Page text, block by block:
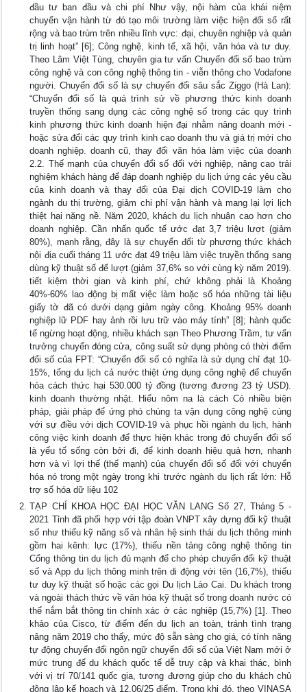
đầu tư ban đầu và chi phí Như vậy, nội hàm của khái niệm
chuyển vận hành từ đó tạo môi trường làm việc hiện đổi số rất
rộng và bao trùm trên nhiều lĩnh vực: đại, chuyên nghiệp và quản
trị linh hoạt” [6]; Công nghệ, kinh tế, xã hội, văn hóa và tư duy.
Theo Lâm Việt Tùng, chuyên gia tư vấn Chuyển đổi số bao trùm
công nghệ và con công nghệ thông tin - viễn thông cho Vodafone
người. Chuyển đổi số là sự chuyển đổi sâu sắc Ziggo (Hà Lan):
“Chuyển đổi số là quá trình sử về phương thức kinh doanh
truyền thống sang dụng các công nghệ số trong các quy trình
kinh phương thức kinh doanh hiện đại nhằm nâng doanh mới -
hoặc sửa đổi các quy trình kinh cao doanh thu và giá trị mới cho
doanh nghiệp. doanh cũ, thay đổi văn hóa làm việc của doanh
2.2. Thế mạnh của chuyển đổi số đối với nghiệp, nâng cao trải
nghiệm khách hàng để đáp doanh nghiệp du lịch ứng các yêu cầu
của kinh doanh và thay đổi của Đại dịch COVID-19 làm cho
ngành du thị trường, giảm chi phí vận hành và mang lại lợi lịch
thiệt hại nặng nề. Năm 2020, khách du lịch nhuận cao hơn cho
doanh nghiệp. Cần nhấn quốc tế ước đạt 3,7 triệu lượt (giảm
80%), mạnh rằng, đây là sự chuyển đổi từ phương thức khách
nội địa cuối tháng 11 ước đạt 49 triệu làm việc truyền thống sang
dùng kỹ thuật số để lượt (giảm 37,6% so với cùng kỳ năm 2019).
tiết kiệm thời gian và kinh phí, chứ không phải là Khoảng
40%-60% lao động bị mất việc làm hoặc số hóa những tài liệu
giấy tờ đã có dưới dạng giảm ngày công. Khoảng 95% doanh
nghiệp lữ PDF hay ảnh rồi lưu trữ vào máy tính” [8]; hành quốc
tế ngừng hoạt động, nhiều khách sạn Theo Phương Trầm, tư vấn
trưởng chuyển đóng cửa, công suất sử dụng phòng có thời điểm
đổi số của FPT: “Chuyển đổi số có nghĩa là sử dụng chỉ đạt 10-
15%, tổng du lịch cả nước thiệt ứng dụng công nghệ để chuyển
hóa cách thức hại 530.000 tỷ đồng (tương đương 23 tỷ USD).
kinh doanh thường nhật. Hiểu nôm na là cách Có nhiều biện
pháp, giải pháp để ứng phó chúng ta vận dụng công nghệ cùng
với sự điều với dịch COVID-19 và phục hồi ngành du lịch, hành
công việc kinh doanh để thực hiện khác trong đó chuyển đổi số
là yếu tố sống còn bởi đi, để kinh doanh hiệu quả hơn, nhanh
hơn và vì lợi thế (thế mạnh) của chuyển đổi số đối với chuyển
hóa nó trong một ngày trong khi trước ngành du lịch rất lớn: Hỗ
trợ số hóa dữ liệu 102
TẠP CHÍ KHOA HỌC ĐẠI HỌC VĂN LANG Số 27, Tháng 5 -
2021 Tỉnh đã phối hợp với tập đoàn VNPT xây dựng đổi kỹ thuật
số như thiếu kỹ năng số và nhân hệ sinh thái du lịch thông minh
gồm hai kênh: lực (17%), thiếu nền tảng công nghệ thông tin
Cổng thông tin du lịch đủ mạnh để cho phép chuyển đổi kỹ thuật
số và App du lịch thông minh trên di động với tên (16,7%), thiếu
tư duy kỹ thuật số hoặc các gọi Du lịch Lào Cai. Du khách trong
và ngoài thách thức về văn hóa kỹ thuật số trong doanh nước có
thể nắm bắt thông tin chính xác ở các nghiệp (15,7%) [1]. Theo
khảo của Cisco, từ điểm đến du lịch an toàn, tránh tình trạng
nâng năm 2019 cho thấy, mức độ sẵn sàng cho giá, có tính năng
tự động chuyển đổi ngôn ngữ chuyển đổi số của Việt Nam mới ở
mức trung để du khách quốc tế dễ truy cập và khai thác, bình
với vị trí 70/141 quốc gia, tương đương giúp cho du khách chủ
động lập kế hoạch và 12,06/25 điểm. Trong khi đó, theo VINASA